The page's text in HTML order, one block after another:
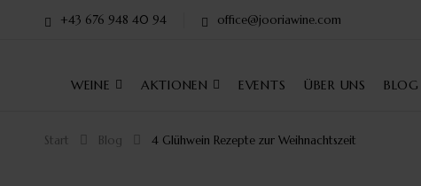
+43 676 948 40 94 office@jooriawine.com
WEINE AKTIONEN EVENTS ÜBER UNS BLOG
Start Blog 4 Glühwein Rezepte zur Weihnachtszeit